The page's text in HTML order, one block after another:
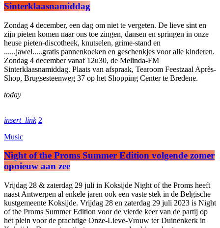
Sinterklaasnamiddag
Zondag 4 december, een dag om niet te vergeten. De lieve sint en
zijn pieten komen naar ons toe zingen, dansen en springen in onze
heuse pieten-discotheek, knutselen, grime-stand en
......jawel.....gratis pannenkoeken en geschenkjes voor alle kinderen.
Zondag 4 december vanaf 12u30, de Melinda-FM
Sinterklaasnamiddag. Plaats van afspraak, Tearoom Feestzaal Après-
Shop, Brugsesteenweg 37 op het Shopping Center te Bredene.
today
insert_link 2
Music
Night of the Proms Summer Edition volgende zomer
opnieuw aan zee
Vrijdag 28 & zaterdag 29 juli in Koksijde Night of the Proms heeft
naast Antwerpen al enkele jaren ook een vaste stek in de Belgische
kustgemeente Koksijde. Vrijdag 28 en zaterdag 29 juli 2023 is Night
of the Proms Summer Edition voor de vierde keer van de partij op
het plein voor de prachtige Onze-Lieve-Vrouw ter Duinenkerk in